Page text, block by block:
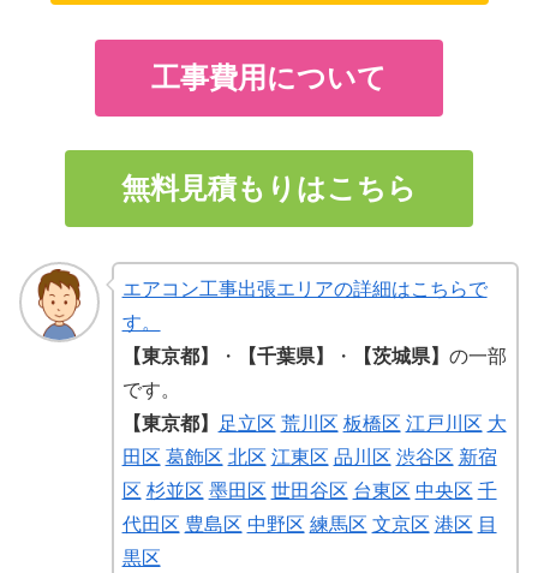
工事費用について
無料見積もりはこちら
エアコン工事出張エリアの詳細はこちらで
す。
【東京都】
・ 【千葉県】 ・ 【茨城県】 の一部
です。
【東京都】
足立区 荒川区 板橋区 江戸川区 大
田区 葛飾区 北区 江東区 品川区 渋谷区 新宿
区 杉並区 墨田区 世田谷区 台東区 中央区 千
代田区 豊島区 中野区 練馬区 文京区 港区 目
黒区